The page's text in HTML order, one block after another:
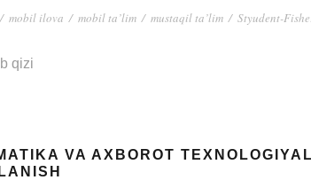
/ mobil ilova / mobil ta’lim / mustaqil ta’lim / Styudent-
qizi
VA AXBOROT